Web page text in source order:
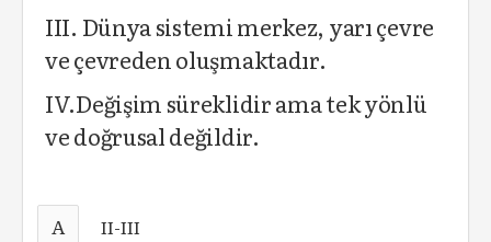
III. Dünya sistemi merkez, yarı çevre
ve çevreden oluşmaktadır.
IV.Değişim süreklidir ama tek yönlü
ve doğrusal değildir.
A II-III